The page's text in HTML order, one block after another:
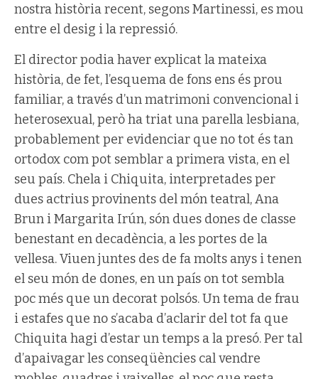
nostra història recent, segons Martinessi, es mou
entre el desig i la repressió.
El director podia haver explicat la mateixa
història, de fet, l’esquema de fons ens és prou
familiar, a través d’un matrimoni convencional i
heterosexual, però ha triat una parella lesbiana,
probablement per evidenciar que no tot és tan
ortodox com pot semblar a primera vista, en el
seu país. Chela i Chiquita, interpretades per
dues actrius provinents del món teatral, Ana
Brun i Margarita Irún, són dues dones de classe
benestant en decadència, a les portes de la
vellesa. Viuen juntes des de fa molts anys i tenen
el seu món de dones, en un país on tot sembla
poc més que un decorat polsós. Un tema de frau
i estafes que no s’acaba d’aclarir del tot fa que
Chiquita hagi d’estar un temps a la presó. Per tal
d’apaivagar les conseqüències cal vendre